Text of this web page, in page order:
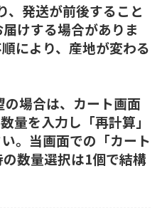
、発送が前後すること
けする場合がありま
により、産地が変わる
場合は、カート画面
量を入力し「再計算」
。当画面での「カート
数量選択は1個で結構